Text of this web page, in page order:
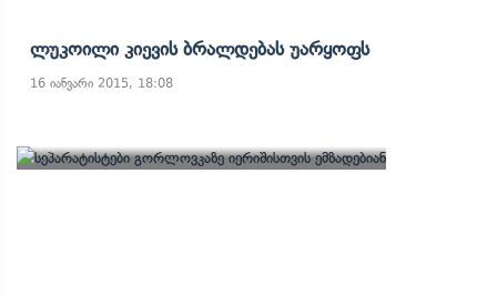
Ლუკოილი Კიევის Ბრალდებას Უარყოფს
16 იანვარი 2015, 18:08